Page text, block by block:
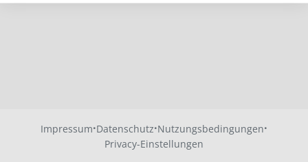
Impressum·Datenschutz·Nutzungsbedingungen·
Privacy-Einstellungen